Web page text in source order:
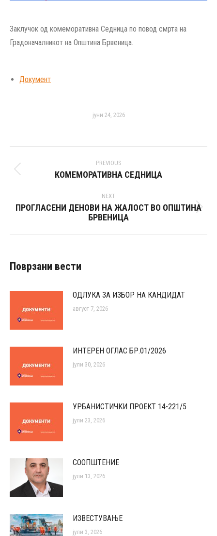
Заклучок од комеморативна Седница по повод смрта на
Градоначалникот на Општина Брвеница.
Документ
јуни 24, 2026
navigation
PREVIOUS
Previous
КОМЕМОРАТИВНА СЕДНИЦА
NEXT
Next
ПРОГЛАСЕНИ ДЕНОВИ НА ЖАЛОСТ ВО ОПШТИНА
БРВЕНИЦА
Поврзани вести
ОДЛУКА ЗА ИЗБОР НА КАНДИДАТ
август 7, 2026
ИНТЕРЕН ОГЛАС БР.01/2026
јули 30, 2026
УРБАНИСТИЧКИ ПРОЕКТ 14-221/5
јули 23, 2026
СООПШТЕНИЕ
јули 13, 2026
ИЗВЕСТУВАЊЕ
јули 3, 2026